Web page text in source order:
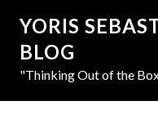
YORIS
BLOG
"Thinking Out of the